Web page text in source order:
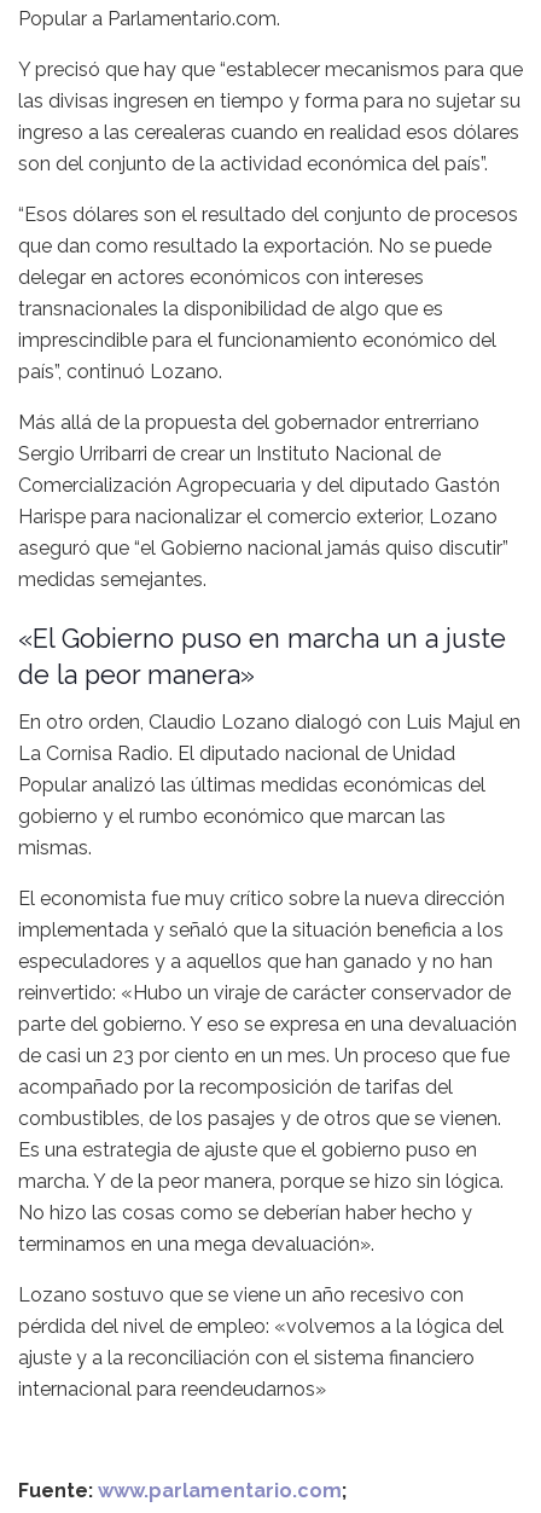
Popular a Parlamentario.com.
Y precisó que hay que “establecer mecanismos para que
las divisas ingresen en tiempo y forma para no sujetar su
ingreso a las cerealeras cuando en realidad esos dólares
son del conjunto de la actividad económica del país”.
“Esos dólares son el resultado del conjunto de procesos
que dan como resultado la exportación. No se puede
delegar en actores económicos con intereses
transnacionales la disponibilidad de algo que es
imprescindible para el funcionamiento económico del
país”, continuó Lozano.
Más allá de la propuesta del gobernador entrerriano
Sergio Urribarri de crear un Instituto Nacional de
Comercialización Agropecuaria y del diputado Gastón
Harispe para nacionalizar el comercio exterior, Lozano
aseguró que “el Gobierno nacional jamás quiso discutir”
medidas semejantes.
«El Gobierno puso en marcha un a juste
de la peor manera»
En otro orden, Claudio Lozano dialogó con Luis Majul en
La Cornisa Radio. El diputado nacional de Unidad
Popular analizó las últimas medidas económicas del
gobierno y el rumbo económico que marcan las
mismas.
El economista fue muy crítico sobre la nueva dirección
implementada y señaló que la situación beneficia a los
especuladores y a aquellos que han ganado y no han
reinvertido: «Hubo un viraje de carácter conservador de
parte del gobierno. Y eso se expresa en una devaluación
de casi un 23 por ciento en un mes. Un proceso que fue
acompañado por la recomposición de tarifas del
combustibles, de los pasajes y de otros que se vienen.
Es una estrategia de ajuste que el gobierno puso en
marcha. Y de la peor manera, porque se hizo sin lógica.
No hizo las cosas como se deberían haber hecho y
terminamos en una mega devaluación».
Lozano sostuvo que se viene un año recesivo con
pérdida del nivel de empleo: «volvemos a la lógica del
ajuste y a la reconciliación con el sistema financiero
internacional para reendeudarnos»
Fuente: www.parlamentario.com;